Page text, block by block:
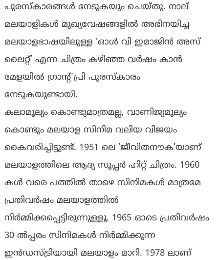
പുരസ്‌കാരങ്ങള്‍ നേടുകയും ചെയ്തു. നാല്
മലയാളികള്‍ മുഖ്യവേഷങ്ങളില്‍ അഭിനയിച്ച
മലയാളഭാഷയിലുള്ള ‘ഓള്‍ വി ഇമാജിന്‍ അസ്
ലൈറ്റ്’ എന്ന ചിത്രം കഴിഞ്ഞ വര്‍ഷം കാന്‍
മേളയില്‍ ഗ്രാന്റ് പ്രി പുരസ്‌കാരം
നേടുകയുണ്ടായി.
കലാമൂല്യം കൊണ്ടുമാത്രമല്ല, വാണിജ്യമൂല്യം
കൊണ്ടും മലയാള സിനിമ വലിയ വിജയം
കൈവരിച്ചിട്ടുണ്ട്. 1951 ലെ ‘ജീവിതനൗക’യാണ്
മലയാളത്തിലെ ആദ്യ സൂപ്പര്‍ ഹിറ്റ് ചിത്രം. 1960
കള്‍ വരെ പത്തില്‍ താഴെ സിനിമകള്‍ മാത്രമേ
പ്രതിവര്‍ഷം മലയാളത്തില്‍
നിര്‍മ്മിക്കപ്പെട്ടിരുന്നുള്ളൂ. 1965 ഓടെ പ്രതിവര്‍ഷം
30 ല്‍പ്പരം സിനിമകള്‍ നിര്‍മ്മിക്കുന്ന
ഇന്‍ഡസ്ട്രിയായി മലയാളം മാറി. 1978 ലാണ്